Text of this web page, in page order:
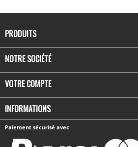
PRODUITS
NOTRE SOCIÉTÉ
VOTRE COMPTE
INFORMATIONS
Paiement sécurisé avec